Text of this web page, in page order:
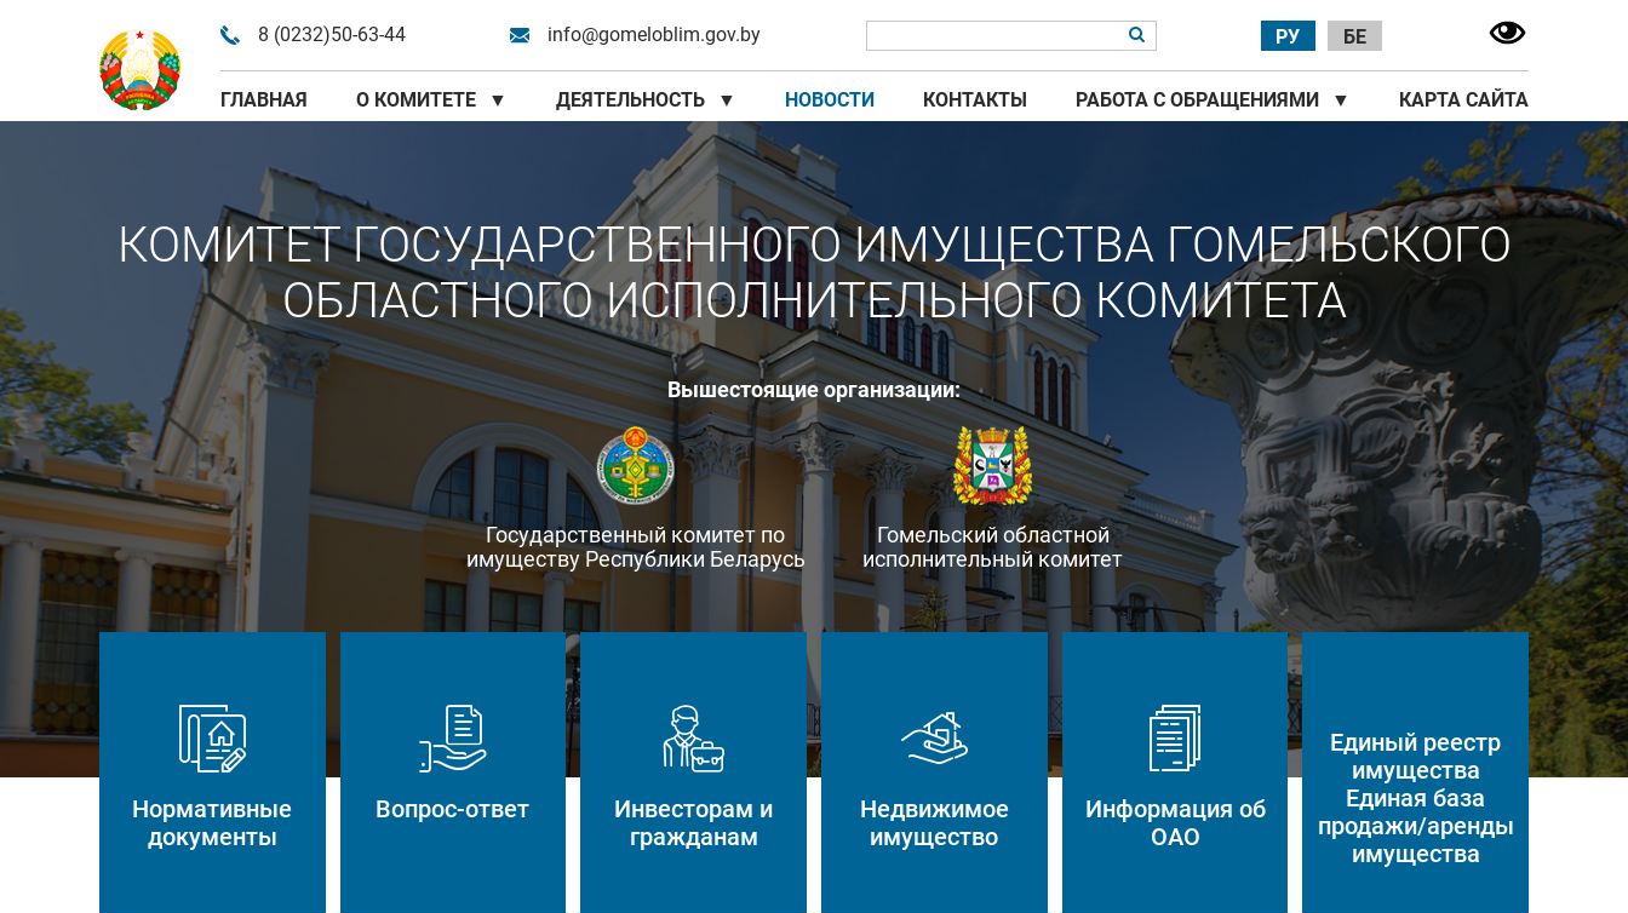
8 (0232)50-63-44 info@gomeloblim.gov.by РУ БЕ
ГЛАВНАЯ О КОМИТЕТЕ ▼ ДЕЯТЕЛЬНОСТЬ ▼ НОВОСТИ КОНТАКТЫ РАБОТА С ОБРАЩЕНИЯМИ ▼ КАРТА САЙТА
КОМИТЕТ ГОСУДАРСТВЕННОГО ИМУЩЕСТВА ГОМЕЛЬСКОГО
ОБЛАСТНОГО ИСПОЛНИТЕЛЬНОГО КОМИТЕТА
Вышестоящие организации:
Государственный комитет по
имуществу Республики Беларусь
Гомельский областной
исполнительный комитет
Нормативные
документы
Вопрос-ответ
Инвесторам и
гражданам
Недвижимое
имущество
Информация об
ОАО
Единый реестр
имущества
Единая база
продажи/аренды
имущества